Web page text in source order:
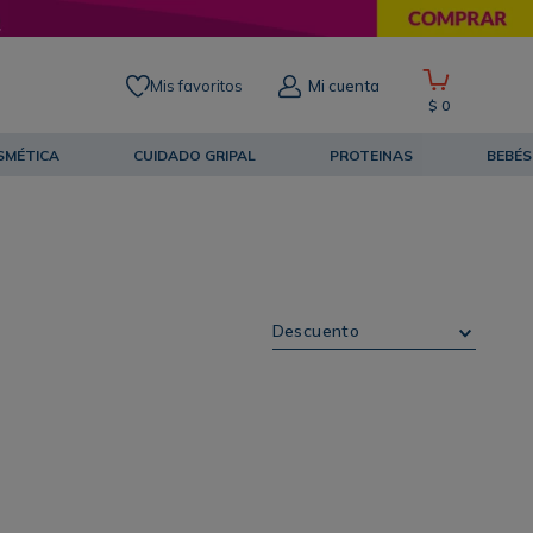
Mis favoritos Mi cuenta
$ 0
CUIDADO GRIPAL PROTEINAS BEBÉS
Descuento